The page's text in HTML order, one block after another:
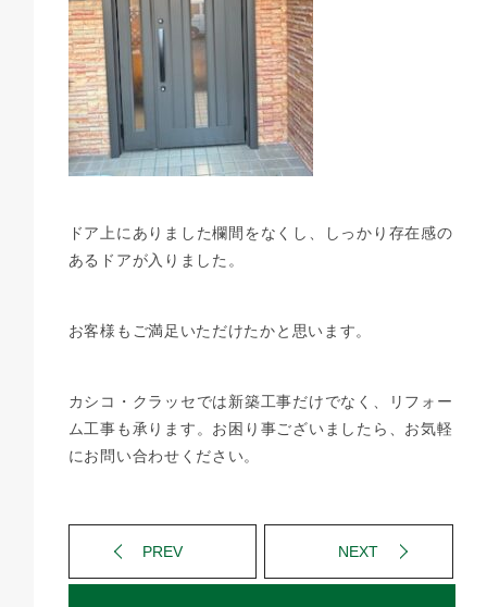
ドア上にありました欄間をなくし、しっかり存在感の
あるドアが入りました。
お客様もご満足いただけたかと思います。
カシコ・クラッセでは新築工事だけでなく、リフォー
ム工事も承ります。お困り事ございましたら、お気軽
にお問い合わせください。
PREV NEXT